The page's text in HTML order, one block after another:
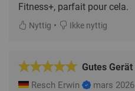
Fitness+, parfait pour cela.
Nyttig • Ikke nyttig
Gutes Gerät
Resch Erwin mars 2026